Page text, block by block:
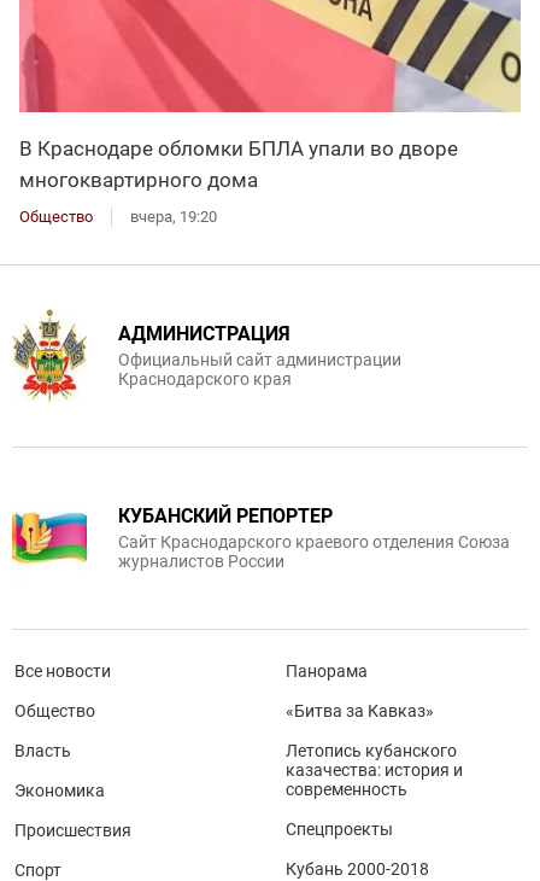
В Краснодаре обломки БПЛА упали во дворе
многоквартирного дома
Общество вчера, 19:20
АДМИНИСТРАЦИЯ
Официальный сайт администрации
Краснодарского края
КУБАНСКИЙ РЕПОРТЕР
Сайт Краснодарского краевого отделения Союза
журналистов России
Все новости
Общество
Власть
Экономика
Происшествия
Спорт
Панорама
«Битва за Кавказ»
Летопись кубанского
казачества: история и
современность
Спецпроекты
Кубань 2000-2018